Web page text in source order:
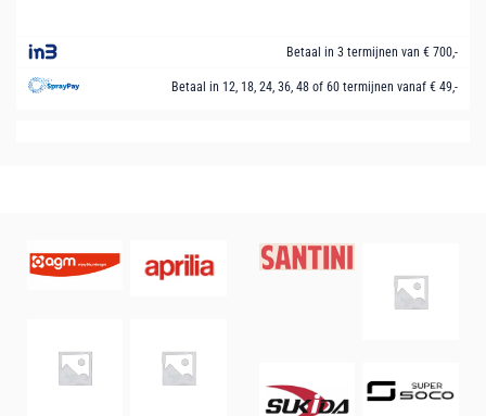
Betaal in 3 termijnen van € 700,-
Betaal in 12, 18, 24, 36, 48 of 60 termijnen vanaf € 49,-